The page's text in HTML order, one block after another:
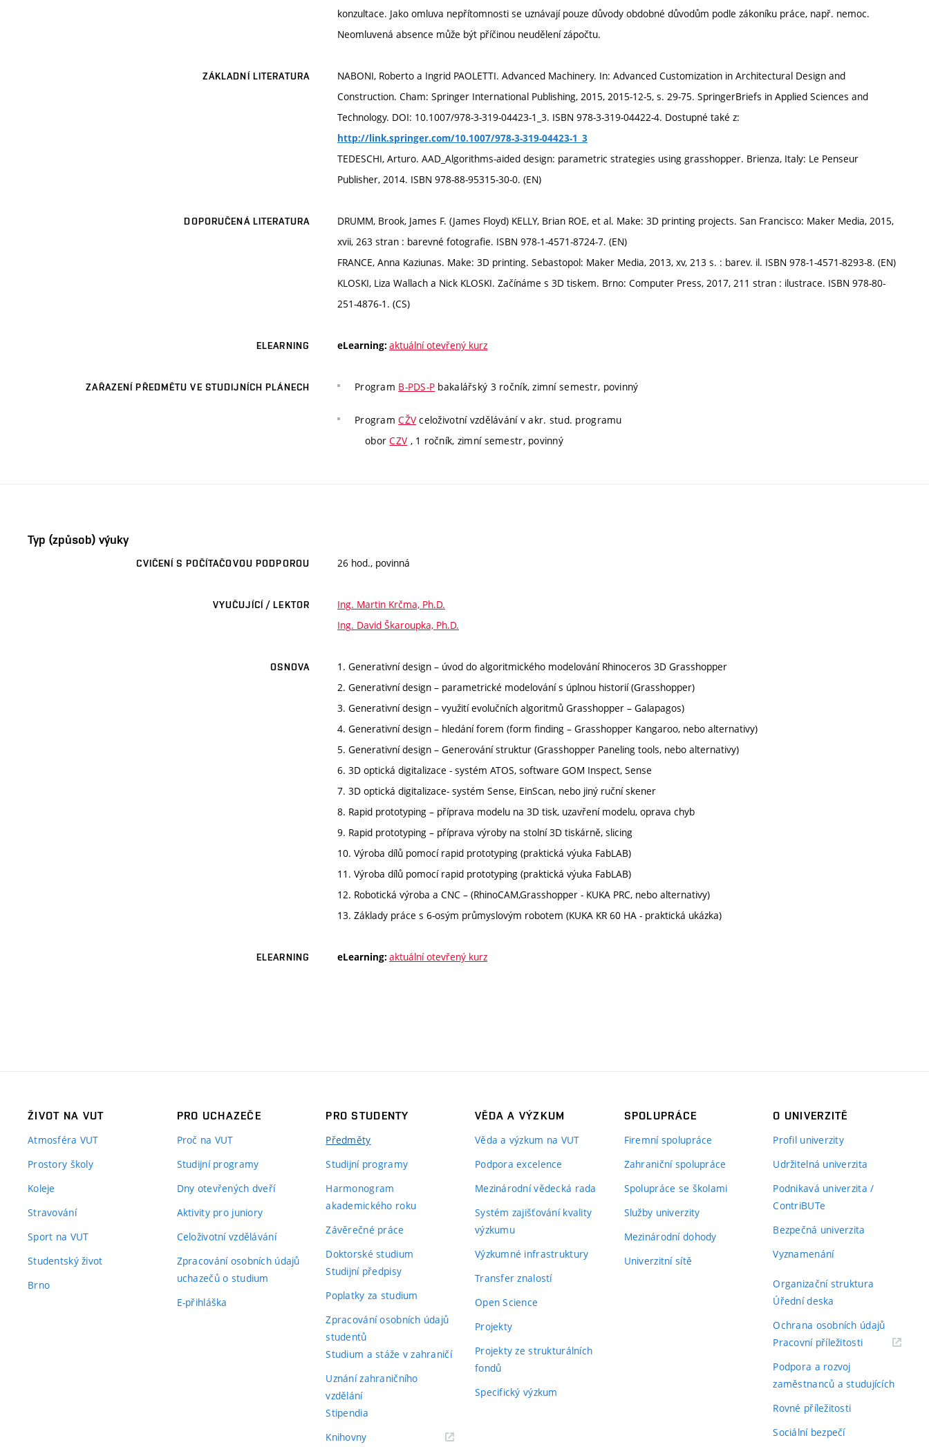
konzultace. Jako omluva nepřítomnosti se uznávají pouze důvody obdobné důvodům podle zákoníku práce, např. nemoc.
Neomluvená absence může být příčinou neudělení zápočtu.
ZÁKLADNÍ LITERATURA
NABONI, Roberto a Ingrid PAOLETTI. Advanced Machinery. In: Advanced Customization in Architectural Design and
Construction. Cham: Springer International Publishing, 2015, 2015-12-5, s. 29-75. SpringerBriefs in Applied Sciences and
Technology. DOI: 10.1007/978-3-319-04423-1_3. ISBN 978-3-319-04422-4. Dostupné také z:
http://link.springer.com/10.1007/978-3-319-04423-1_3
TEDESCHI, Arturo. AAD_Algorithms-aided design: parametric strategies using grasshopper. Brienza, Italy: Le Penseur
Publisher, 2014. ISBN 978-88-95315-30-0. (EN)
DOPORUČENÁ LITERATURA
DRUMM, Brook, James F. (James Floyd) KELLY, Brian ROE, et al. Make: 3D printing projects. San Francisco: Maker Media, 2015,
xvii, 263 stran : barevné fotografie. ISBN 978-1-4571-8724-7. (EN)
FRANCE, Anna Kaziunas. Make: 3D printing. Sebastopol: Maker Media, 2013, xv, 213 s. : barev. il. ISBN 978-1-4571-8293-8. (EN)
KLOSKI, Liza Wallach a Nick KLOSKI. Začínáme s 3D tiskem. Brno: Computer Press, 2017, 211 stran : ilustrace. ISBN 978-80-
251-4876-1. (CS)
ELEARNING eLearning: aktuální otevřený kurz
ZAŘAZENÍ PŘEDMĚTU VE STUDIJNÍCH PLÁNECH Program B-PDS-P bakalářský 3 ročník, zimní semestr, povinný
ProgramCŽV celoživotní vzdělávání v akr. stud. programu
oborCZV , 1 ročník, zimní semestr, povinný
Typ (způsob) výuky
CVIČENÍ S POČÍTAČOVOU PODPOROU 26 hod., povinná
VYUČUJÍCÍ / LEKTOR
Ing. Martin Krčma, Ph.D.
Ing. David Škaroupka, Ph.D.
OSNOVA
1. Generativní design – úvod do algoritmického modelování Rhinoceros 3D Grasshopper
2. Generativní design – parametrické modelování s úplnou historií (Grasshopper)
3. Generativní design – využití evolučních algoritmů Grasshopper – Galapagos)
4. Generativní design – hledání forem (form finding – Grasshopper Kangaroo, nebo alternativy)
5. Generativní design – Generování struktur (Grasshopper Paneling tools, nebo alternativy)
6. 3D optická digitalizace - systém ATOS, software GOM Inspect, Sense
7. 3D optická digitalizace- systém Sense, EinScan, nebo jiný ruční skener
8. Rapid prototyping – příprava modelu na 3D tisk, uzavření modelu, oprava chyb
9. Rapid prototyping – příprava výroby na stolní 3D tiskárně, slicing
10. Výroba dílů pomocí rapid prototyping (praktická výuka FabLAB)
11. Výroba dílů pomocí rapid prototyping (praktická výuka FabLAB)
12. Robotická výroba a CNC – (RhinoCAM,Grasshopper - KUKA PRC, nebo alternativy)
13. Základy práce s 6-osým průmyslovým robotem (KUKA KR 60 HA - praktická ukázka)
ELEARNING eLearning: aktuální otevřený kurz
ŽIVOT NA VUT
Atmosféra VUT
Prostory školy
Koleje
Stravování
Sport na VUT
Studentský život
Brno
PRO UCHAZEČE
Proč na VUT
Studijní programy
Dny otevřených dveří
Aktivity pro juniory
Celoživotní vzdělávání
Zpracování osobních údajů
uchazečů o studium
E-přihláška
PRO STUDENTY
Předměty
Studijní programy
Harmonogram
akademického roku
Závěrečné práce
Doktorské studium
Studijní předpisy
Poplatky za studium
Zpracování osobních údajů
studentů
Studium a stáže v zahraničí
Uznání zahraničního
vzdělání
Stipendia
Knihovny(externí
VĚDA A VÝZKUM
Věda a výzkum na VUT
Podpora excelence
Mezinárodní vědecká rada
Systém zajišťování kvality
výzkumu
Výzkumné infrastruktury
Transfer znalostí
Open Science
Projekty
Projekty ze strukturálních
fondů
Specifický výzkum
SPOLUPRÁCE
Firemní spolupráce
Zahraniční spolupráce
Spolupráce se školami
Služby univerzity
Mezinárodní dohody
Univerzitní sítě
O UNIVERZITĚ
Profil univerzity
Udržitelná univerzita
Podnikavá univerzita /
ContriBUTe
Bezpečná univerzita
Vyznamenání
Organizační struktura
Úřední deska
Ochrana osobních údajů
Pracovní příležitosti(externí
Podpora a rozvoj
zaměstnanců a studujících
Rovné příležitosti
Sociální bezpečí